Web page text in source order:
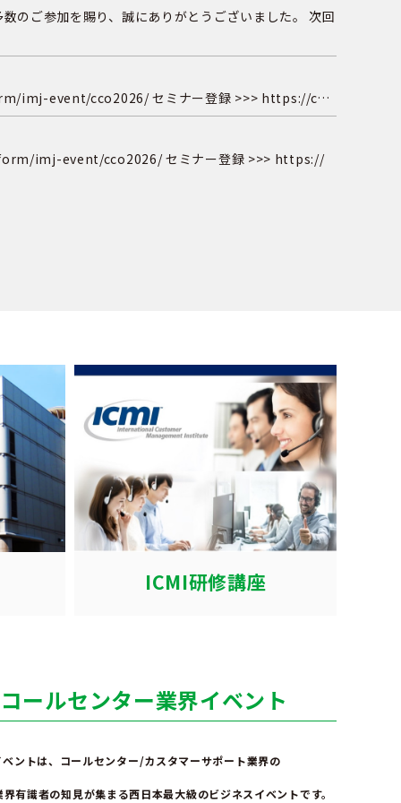
のご参加を賜り、誠にありがとうございました。 次回
imj-event/cco2026/ セミナー登録 >>> https://c…
imj-event/cco2026/ セミナー登録 >>> https://
ICMI研修講座
ールセンター業界イベント
ントは、コールセンター/カスタマーサポート業界の
界有識者の知見が集まる西日本最大級のビジネスイベントです。